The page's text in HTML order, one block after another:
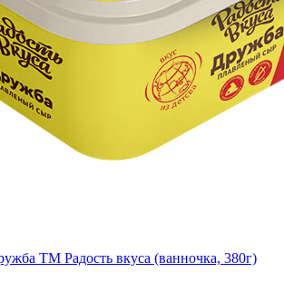
TM Радость вкуса (ванночка, 380г)